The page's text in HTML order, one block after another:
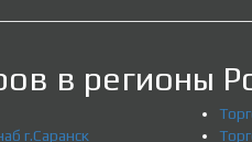
в регионы
г.Саранск